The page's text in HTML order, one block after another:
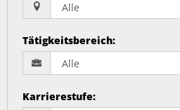
Tätigkeitsbereich:
Karrierestufe: